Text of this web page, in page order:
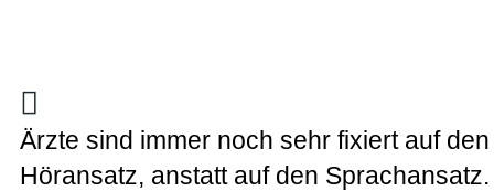
Ärzte sind immer noch sehr fixiert auf den
Höransatz, anstatt auf den Sprachansatz.